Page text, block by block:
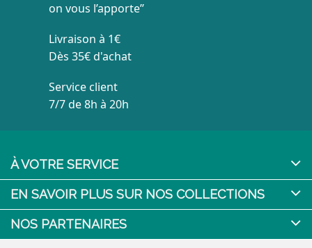
on vous l’apporte’’
Livraison à 1€
Dès 35€ d'achat
Service client
7/7 de 8h à 20h
À VOTRE SERVICE
EN SAVOIR PLUS SUR NOS COLLECTIONS
NOS PARTENAIRES